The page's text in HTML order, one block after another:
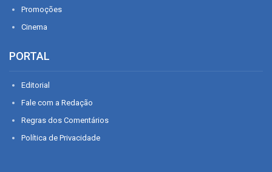
Promoções
Cinema
PORTAL
Editorial
Fale com a Redação
Regras dos Comentários
Política de Privacidade